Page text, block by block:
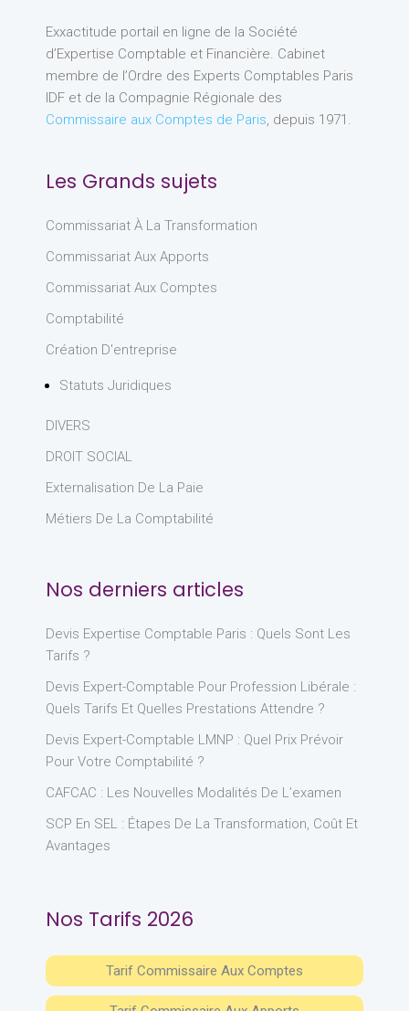
Exxactitude portail en ligne de la Société
d’Expertise Comptable et Financière. Cabinet
membre de l’Ordre des Experts Comptables Paris
IDF et de la Compagnie Régionale des
Commissaire aux Comptes de Paris, depuis 1971.
Les Grands sujets
Commissariat À La Transformation
Commissariat Aux Apports
Commissariat Aux Comptes
Comptabilité
Création D'entreprise
Statuts Juridiques
DIVERS
DROIT SOCIAL
Externalisation De La Paie
Métiers De La Comptabilité
Nos derniers articles
Devis Expertise Comptable Paris : Quels Sont Les
Tarifs ?
Devis Expert-Comptable Pour Profession Libérale :
Quels Tarifs Et Quelles Prestations Attendre ?
Devis Expert-Comptable LMNP : Quel Prix Prévoir
Pour Votre Comptabilité ?
CAFCAC : Les Nouvelles Modalités De L’examen
SCP En SEL : Étapes De La Transformation, Coût Et
Avantages
Nos Tarifs 2026
Tarif Commissaire Aux Comptes